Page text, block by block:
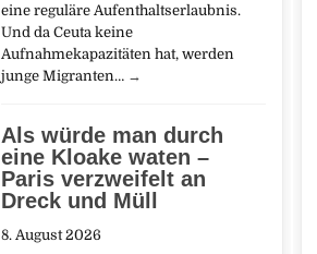
eine reguläre Aufenthaltserlaubnis.
Und da Ceuta keine
Aufnahmekapazitäten hat, werden
junge Migranten… →
Als würde man durch
eine Kloake waten –
Paris verzweifelt an
Dreck und Müll
8. August 2026